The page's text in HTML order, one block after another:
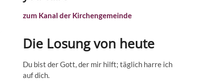
zum Kanal der Kirchengemeinde
Die Losung von heute
Du bist der Gott, der mir hilft; täglich harre ich
auf dich.